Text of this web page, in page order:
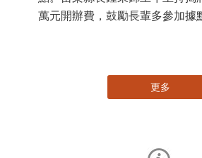
典禮，此為苗栗市第27個、全縣